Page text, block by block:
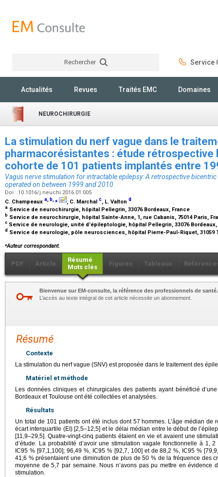
Rechercher Service
Actualités Revues Traités EMC Domaines
NEUROCHIRURGIE
La stimulation du nerf vague dans le
pharmacorésistantes : étude rétrospective
cohorte de 101 patients implantés entre
Vagus nerve stimulation for intractable epilepsy: A retrospective
operated on between 1999 and 2010
Doi : 10.1016/j.neuchi.2016.01.005
C. Champeaux a, b,⁎ , C. Marchal c, L. Valton d
a Service de neurochirurgie, hôpital Pellegrin, 33076 Bordeaux, France
b Service de neurochirurgie, hôpital Sainte-Anne, 1, rue Cabanis, 75014 Paris,
c Service de neurologie, unité d’épileptologie, hôpital Pellegrin, 33076
d Service de neurologie, pôle neurosciences, hôpital Pierre-Paul-Riquet, 31059
⁎Auteur correspondant.
PDF Article
Résumé
Mots clés
Figures Tableaux
Bienvenue sur EM-consulte, la référence des professionnels de santé.
L’accès au texte intégral de cet article nécessite un abonnement.
Résumé
Contexte
La stimulation du nerf vague (SNV) est proposée dans le traitement des
Matériel et méthode
Les données cliniques et chirurgicales des patients ayant bénéficié
Bordeaux et Toulouse ont été collectées et analysées.
Résultats
Un total de 101 patients ont été inclus dont 57 hommes. L’âge médian de
écart interquartile (EI) [2,5–12,5] et le délai médian entre le début de
[11,9–29,5]. Quatre-vingt-cinq patients étaient en vie et avaient une
d’étude. La probabilité d’avoir une stimulation vagale fonctionnelle à 1, 2
IC95 % [97,1,100]; 96,49 %, IC95 % [92,7, 100] et de 88,2 %, IC95 %
41,6 % présentaient une diminution de plus de 50 % de la fréquence des
moyenne de 5,7 par semaine. Nous n’avons pas pu mettre en évidence
stimulation.